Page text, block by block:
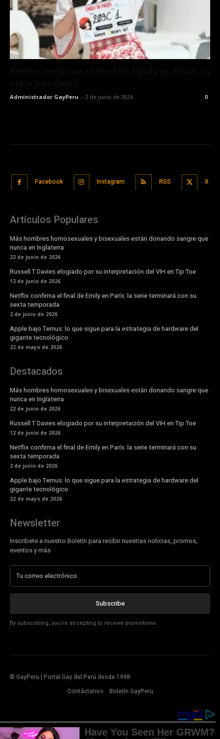
Administrador GayPeru - 2 de junio de 2026 0
Facebook Instagram RSS X
Artículos Populares
Más hombres homosexuales y bisexuales están donando sangre que
nunca en Inglaterra
22 de junio de 2026
Russell T Davies elogiado por su interpretación del VIH en Tip Toe
12 de junio de 2026
Netflix confirma el final de Emily en París: la serie terminará con su
sexta temporada
2 de junio de 2026
Apple bajo Ternus: lo que sigue para la estrategia de hardware del
gigante tecnológico
22 de mayo de 2026
Destacados
Más hombres homosexuales y bisexuales están donando sangre que
nunca en Inglaterra
22 de junio de 2026
Russell T Davies elogiado por su interpretación del VIH en Tip Toe
12 de junio de 2026
Netflix confirma el final de Emily en París: la serie terminará con su
sexta temporada
2 de junio de 2026
Apple bajo Ternus: lo que sigue para la estrategia de hardware del
gigante tecnológico
22 de mayo de 2026
Newsletter
Inscribete a nuestro Boletín para recibir nuestras noticias, promos,
eventos y más
Subscribe
By subscribing, you're accepting to receive promotions.
© GayPeru | Portal Gay del Perú desde 1998
Contáctanos
Boletín GayPeru